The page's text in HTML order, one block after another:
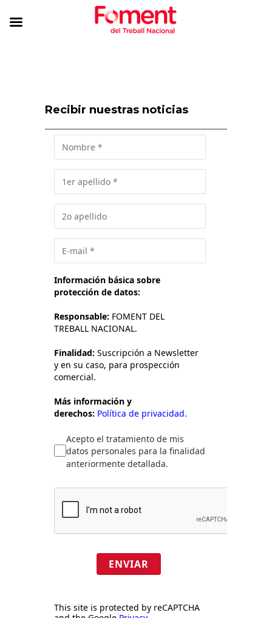
Recibir nuestras noticias
Información básica sobre
protección de datos:
Responsable: FOMENT DEL
TREBALL NACIONAL.
Finalidad: Suscripción a Newsletter
y en su caso, para prospección
comercial.
Más información y
derechos: Política de privacidad.
Acepto el tratamiento de mis
datos personales para la finalidad
anteriormente detallada.
ENVIAR
This site is protected by reCAPTCHA